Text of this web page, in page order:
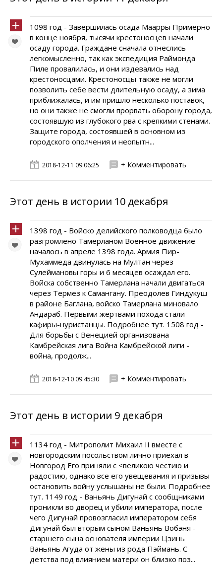
1098 год - Завершилась осада Маарры Примерно
в конце ноября, тысячи крестоносцев начали
осаду города. Граждане сначала отнеслись
легкомысленно, так как экспедиция Раймонда
Пиле провалилась, и они издевались над
крестоносцами. Крестоносцы также не могли
позволить себе вести длительную осаду, а зима
приближалась, и им пришло несколько поставок,
но они также не смогли прорвать оборону города,
состоявшую из глубокого рва с крепкими стенами.
Защите города, состоявшей в основном из
городского ополчения и неопытн...
2018-12-11 09:06:25 + Комментировать
Этот день в истории 10 декабря
1398 год - Войско делийского полководца было
разгромлено Тамерланом Военное движение
началось в апреле 1398 года. Армия Пир-
Мухаммеда двинулась на Мултан через
Сулеймановы горы и 6 месяцев осаждал его.
Войска собственно Тамерлана начали двигаться
через Термез к Самангану. Преодолев Гиндукуш
в районе Баглана, войско Тамерлана миновало
Андараб. Первыми жертвами похода стали
кафиры-нуристанцы. Подробнее тут. 1508 год -
Для борьбы с Венецией организована
Камбрейская лига Война Камбрейской лиги -
война, продолж...
2018-12-10 09:45:30 + Комментировать
Этот день в истории 9 декабря
1134 год - Митрополит Михаил II вместе с
новгородским посольством лично приехал в
Новгород Его приняли с <великою честию и
радостию, однако все его увещевания и призывы
остановить войну услышаны не были. Подробнее
тут. 1149 год - Ваньянь Дигунай с сообщниками
проникли во дворец и убили императора, после
чего Дигунай провозгласил императором себя
Дигунай был вторым сыном Ваньянь Вобэня -
старшего сына основателя империи Цзинь
Ваньянь Агуда от жены из рода Пэймань. С
детства под влиянием матери он близко поз...